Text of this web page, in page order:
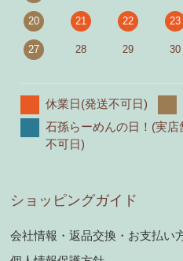
20 21 22 23
27 28 29 30
休業日(発送不可日)
石孫らーめんの日！(実
不可日)
ショッピングガイド
会社情報・返品交換・お支払い